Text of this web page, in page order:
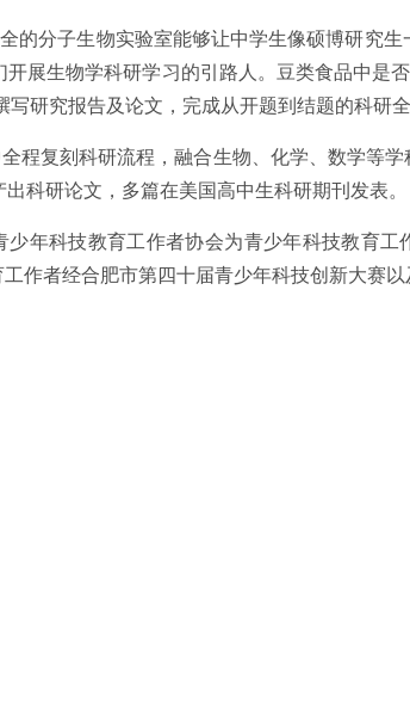
的分子生物实验室能够让中学生像硕博研究
开展生物学科研学习的引路人。豆类食品中
研究报告及论文，完成从开题到结题的科研全
程复刻科研流程，融合生物、化学、数学等
科研论文，多篇在美国高中生科研期刊发表。
年科技教育工作者协会为青少年科技教育
作者经合肥市第四十届青少年科技创新大赛